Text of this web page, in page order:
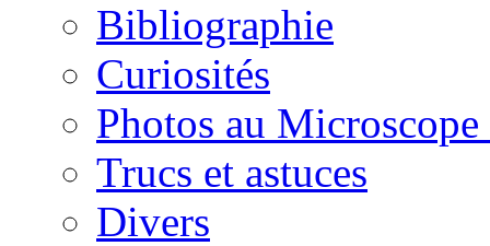
Bibliographie
Curiosités
Photos au
Trucs et astuces
Divers